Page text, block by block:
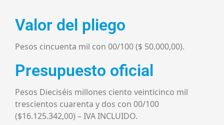
Valor del pliego
Pesos cincuenta mil con 00/100 ($ 50.000,00).
Presupuesto oficial
Pesos Dieciséis millones ciento veinticinco mil
trescientos cuarenta y dos con 00/100
($16.125.342,00) – IVA INCLUIDO.